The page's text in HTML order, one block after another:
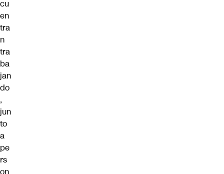
cu
en
tra
n
tra
ba
jan
do
,
jun
to
a
pe
rs